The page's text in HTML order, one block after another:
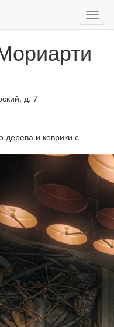
д. 7
дерева и коврики с